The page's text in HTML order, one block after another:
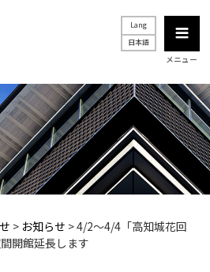
Lang
日本語
メニュー
> お知らせ >4/2～4/4「高知城花回
開館延長します